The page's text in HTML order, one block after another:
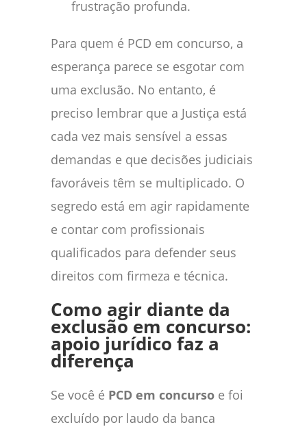
frustração profunda.
Para quem é PCD em concurso, a
esperança parece se esgotar com
uma exclusão. No entanto, é
preciso lembrar que a Justiça está
cada vez mais sensível a essas
demandas e que decisões judiciais
favoráveis têm se multiplicado. O
segredo está em agir rapidamente
e contar com profissionais
qualificados para defender seus
direitos com firmeza e técnica.
Como agir diante da
exclusão em concurso:
apoio jurídico faz a
diferença
Se você é PCD em concurso e foi
excluído por laudo da banca